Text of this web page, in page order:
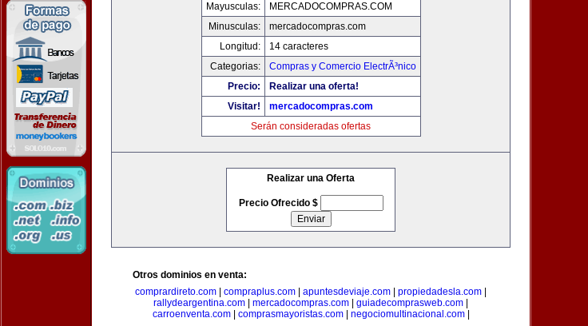
Mayusculas:
MERCADOCOMPRAS.COM
Minusculas:
mercadocompras.com
Longitud:
14 caracteres
Categorias:
Compras y Comercio ElectrÃ³nico
Precio:
Realizar una oferta!
Visitar!
mercadocompras.com
Serán consideradas ofertas
Realizar una Oferta
Precio Ofrecido $
Otros dominios en venta:
comprardireto.com
compraplus.com apuntesdeviaje.com propiedadesla.com
rallydeargentina.com
mercadocompras.com guiadecomprasweb.com
carroenventa.com| comprasmayoristas.com| negociomultinacional.com|